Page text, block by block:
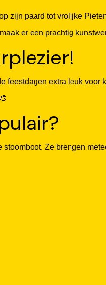
zijn paard tot vrolijke
er een prachtig
feestdagen extra leuk voor
Ze brengen